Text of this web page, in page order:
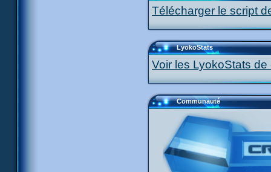
Télécharger le script
LyokoStats
Voir les LyokoStats
Communauté